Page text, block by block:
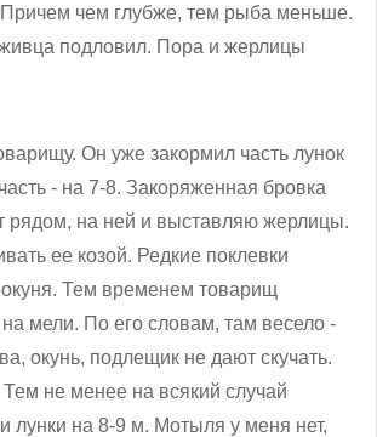
Причем чем глубже, тем рыба меньше.
живца подловил. Пора и жерлицы
Он уже закормил часть лунок
- на 7-8. Закоряженная бровка
рядом, на ней и выставляю жерлицы.
ее козой. Редкие поклевки
Тем временем товарищ
мели. По его словам, там весело -
окунь, подлещик не дают скучать.
не менее на всякий случай
лунки на 8-9 м. Мотыля у меня нет,